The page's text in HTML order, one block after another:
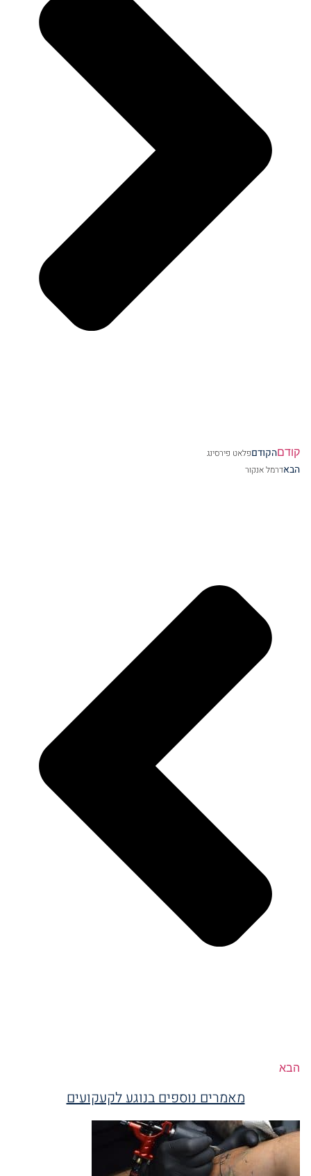
קודםהקודםפלאט פירסינג
הבאדרמל אנקור
הבא
מאמרים נוספים בנוגע לקעקועים